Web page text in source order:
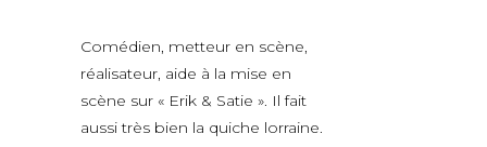
Comédien, metteur en scène,
réalisateur, aide à la mise en
scène sur « Erik & Satie ». Il fait
aussi très bien la quiche lorraine.